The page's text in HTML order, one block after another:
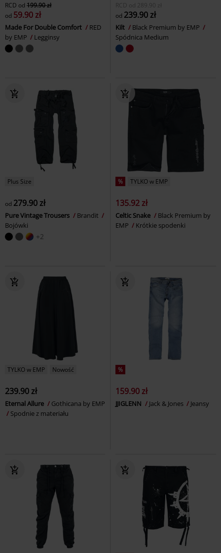
RCD od 199.90 zł
od 59.90 zł
Made For Double Comfort
RED
by EMP
Legginsy
RCD
od 289.90 zł
od 239.90 zł
Kilt
Black Premium by EMP
Spódnica Medium
Plus Size
od 279.90 zł
Pure Vintage Trousers
Brandit
Bojówki
+2
% TYLKO w EMP
135.92 zł
Celtic Snake
Black Premium by
EMP
Krótkie spodenki
TYLKO w EMP Nowość
239.90 zł
Eternal Allure
Gothicana by EMP
Spodnie z materiału
%
159.90 zł
JJIGLENN Jack & Jones Jeansy